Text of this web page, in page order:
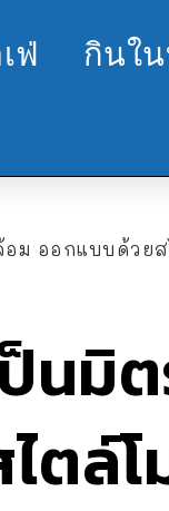
ฟ่
กินใ
ม ออกแบบด้วยส
นมิ
ล์โ